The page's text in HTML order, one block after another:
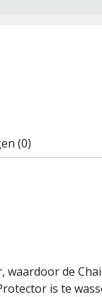
(0)
de
is te